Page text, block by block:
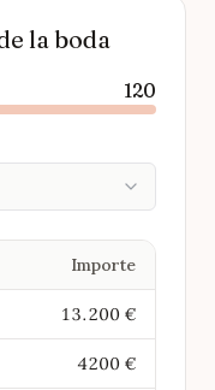
la boda
120
Importe
13.200 €
4200 €